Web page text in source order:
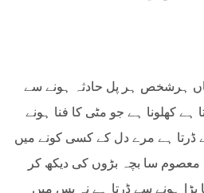
ہرشخص ہر پل حادثہ ہونے سے
ہے کھلونا ہے جو مٹی کا فنا ہونے
ڈرتا ہے​ مرے دل کے کسی کونے میں
معصوم سا بچہ بڑوں کی دیکھ کر
بڑا ہونے سے ڈرتا ہے نہ بس میں